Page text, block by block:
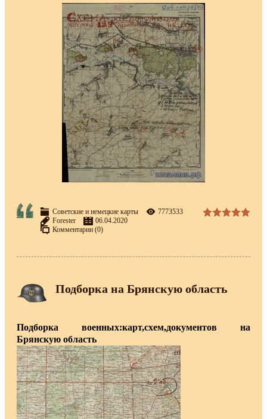
Советские и немецкие карты
7773533
Forester
06.04.2020
Комментарии (0)
Подборка на Брянскую область
Подборка военных:карт,схем,документов на
Брянскую область